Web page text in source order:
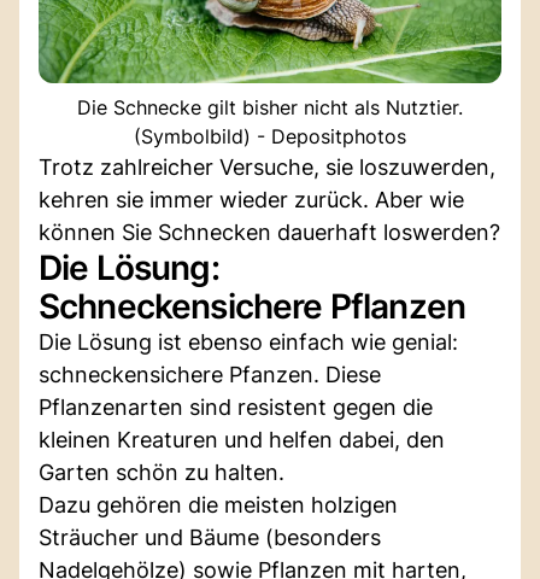
Die Schnecke gilt bisher nicht als Nutztier.
(Symbolbild) - Depositphotos
Trotz zahlreicher Versuche, sie loszuwerden,
kehren sie immer wieder zurück. Aber wie
können Sie Schnecken dauerhaft loswerden?
Die Lösung:
Schneckensichere Pflanzen
Die Lösung ist ebenso einfach wie genial:
schneckensichere Pfanzen. Diese
Pflanzenarten sind resistent gegen die
kleinen Kreaturen und helfen dabei, den
Garten schön zu halten.
Dazu gehören die meisten holzigen
Sträucher und Bäume (besonders
Nadelgehölze) sowie Pflanzen mit harten,